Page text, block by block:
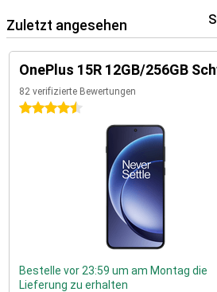
Zuletzt angesehen
OnePlus 15R 12GB/256GB
82 verifizierte Bewertungen
4.5 Sterne
Bestelle vor 23:59 um am Montag die
Lieferung zu erhalten